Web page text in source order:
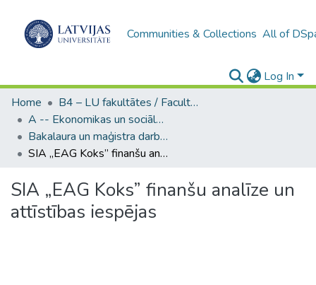
Communities & Collections All of
Log In
Home
B4 – LU fakultātes / Faculties of the UL
A -- Ekonomikas un sociālo zinātņu fakultāte / Faculty of Economics and Social Sciences
Bakalaura un maģistra darbi (ESZF) / Bachelor's and Master's theses
SIA „EAG Koks” finanšu analīze un attīstības iespējas
SIA „EAG Koks” finanšu analīze un
attīstības iespējas